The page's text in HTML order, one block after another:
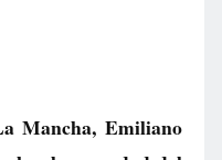
Mancha, Emiliano